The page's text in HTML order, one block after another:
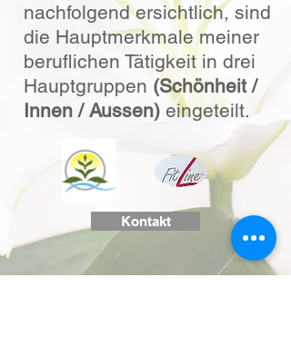
nachfolgend ersichtlich, sind
die Hauptmerkmale meiner
beruflichen Tätigkeit in drei
Hauptgruppen (Schönheit /
Innen / Aussen) eingeteilt.
Kontakt